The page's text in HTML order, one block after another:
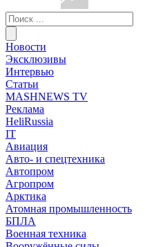
Новости
Эксклюзивы
Интервью
Статьи
MASHNEWS TV
Реклама
HeliRussia
IT
Авиация
Авто- и спецтехника
Автопром
Агропром
Арктика
Атомная промышленность
БПЛА
Военная техника